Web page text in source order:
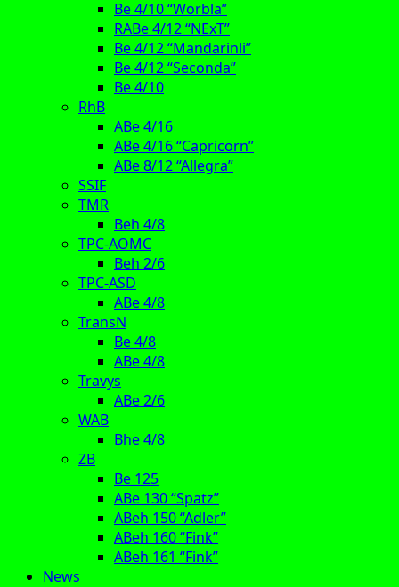
Be 4/10 “Worbla”
RABe 4/12 “NExT”
Be 4/12 “Mandarinli”
Be 4/12 “Seconda”
Be 4/10
RhB
ABe 4/16
ABe 4/16 “Capricorn”
ABe 8/12 “Allegra”
SSIF
TMR
Beh 4/8
TPC-AOMC
Beh 2/6
TPC-ASD
ABe 4/8
TransN
Be 4/8
ABe 4/8
Travys
ABe 2/6
WAB
Bhe 4/8
ZB
Be 125
ABe 130 “Spatz”
ABeh 150 “Adler”
ABeh 160 “Fink”
ABeh 161 “Fink”
News